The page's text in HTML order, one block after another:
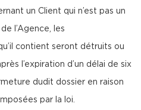
un Client qui n’est pas un
l’Agence, les
contient seront détruits ou
l’expiration d’un délai de six
dudit dossier en raison
par la loi.